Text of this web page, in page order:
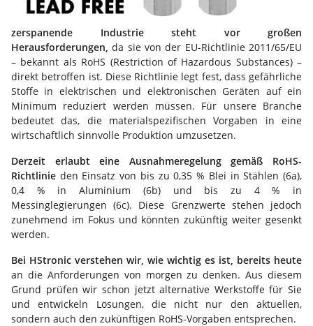
zerspanende Industrie steht vor großen
Herausforderungen, da sie von der EU-Richtlinie 2011/65/EU
– bekannt als RoHS (Restriction of Hazardous Substances) –
direkt betroffen ist. Diese Richtlinie legt fest, dass gefährliche
Stoffe in elektrischen und elektronischen Geräten auf ein
Minimum reduziert werden müssen. Für unsere Branche
bedeutet das, die materialspezifischen Vorgaben in eine
wirtschaftlich sinnvolle Produktion umzusetzen.
Derzeit erlaubt eine Ausnahmeregelung gemäß RoHS-
Richtlinie den Einsatz von bis zu 0,35 % Blei in Stählen (6a),
0,4 % in Aluminium (6b) und bis zu 4 % in
Messinglegierungen (6c). Diese Grenzwerte stehen jedoch
zunehmend im Fokus und könnten zukünftig weiter gesenkt
werden.
Bei HStronic verstehen wir, wie wichtig es ist, bereits heute
an die Anforderungen von morgen zu denken. Aus diesem
Grund prüfen wir schon jetzt alternative Werkstoffe für Sie
und entwickeln Lösungen, die nicht nur den aktuellen,
sondern auch den zukünftigen RoHS-Vorgaben entsprechen.